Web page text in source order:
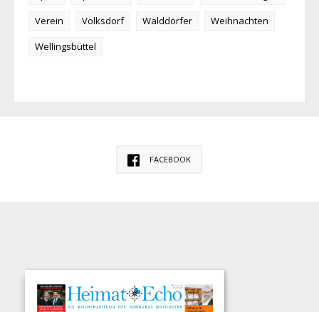
Verein
Volksdorf Walddörfer
Weihnachten
Wellingsbüttel
FACEBOOK